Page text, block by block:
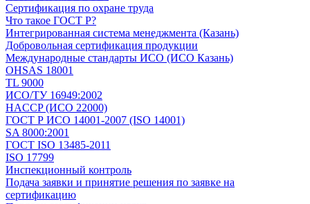
Сертификация по охране труда
Что такое ГОСТ Р?
Интегрированная система менеджмента (Казань)
Добровольная сертификация продукции
Международные стандарты ИСО (ИСО Казань)
OHSAS 18001
TL 9000
ИСО/ТУ 16949:2002
HACCP (ИСО 22000)
ГОСТ Р ИСО 14001-2007 (ISO 14001)
SA 8000:2001
ГОСТ ISO 13485-2011
ISO 17799
Инспекционный контроль
Подача заявки и принятие решения по заявке на
сертификацию